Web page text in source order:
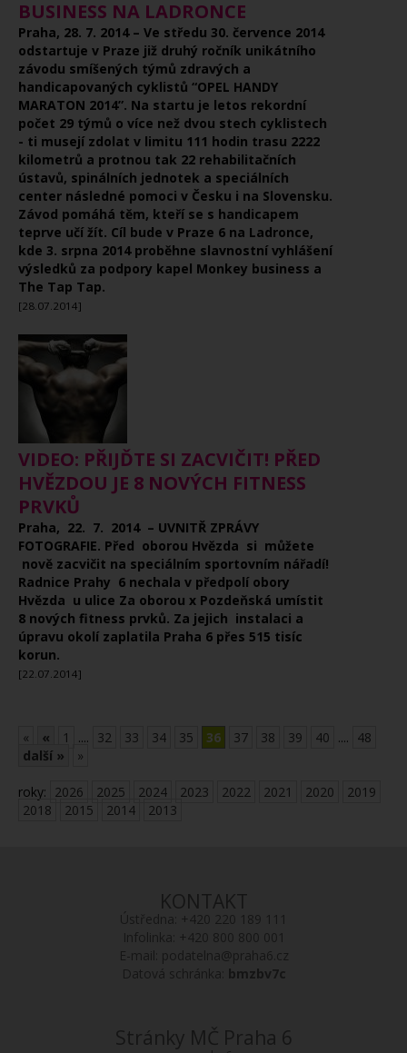
BUSINESS NA LADRONCE
Praha, 28. 7. 2014 – Ve středu 30. července 2014
odstartuje v Praze již druhý ročník unikátního
závodu smíšených týmů zdravých a
handicapovaných cyklistů “OPEL HANDY
MARATON 2014”. Na startu je letos rekordní
počet 29 týmů o více než dvou stech cyklistech
- ti musejí zdolat v limitu 111 hodin trasu 2222
kilometrů a protnou tak 22 rehabilitačních
ústavů, spinálních jednotek a speciálních
center následné pomoci v Česku i na Slovensku.
Závod pomáhá těm, kteří se s handicapem
teprve učí žít. Cíl bude v Praze 6 na Ladronce,
kde 3. srpna 2014 proběhne slavnostní vyhlášení
výsledků za podpory kapel Monkey business a
The Tap Tap.
[28.07.2014]
VIDEO: PŘIJĎTE SI ZACVIČIT! PŘED
HVĚZDOU JE 8 NOVÝCH FITNESS
PRVKŮ
Praha, 22. 7. 2014 – UVNITŘ ZPRÁVY
FOTOGRAFIE. Před oborou Hvězda si můžete
nově zacvičit na speciálním sportovním nářadí!
Radnice Prahy 6 nechala v předpolí obory
Hvězda u ulice Za oborou x Pozdeňská umístit
8 nových fitness prvků. Za jejich instalaci a
úpravu okolí zaplatila Praha 6 přes 515 tisíc
korun.
[22.07.2014]
« « 1 .... 32 33 34 35 36 37 38 39 40 .... 48
další »
»
roky: 2026 2025 2024 2023 2022 2021 2020
2019
2018
2015 2014 2013
KONTAKT
Ústředna: +420 220 189 111
Infolinka: +420 800 800 001
E-mail: podatelna@praha6.cz
Datová schránka: bmzbv7c
Stránky MČ Praha 6